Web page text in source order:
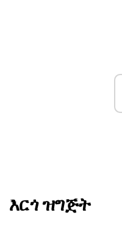
እርጎ ዝግጅት